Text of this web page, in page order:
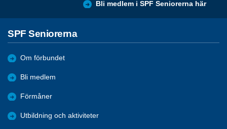
Bli medlem i SPF Seniorerna här
SPF Seniorerna
Om förbundet
Bli medlem
Förmåner
Utbildning och aktiviteter